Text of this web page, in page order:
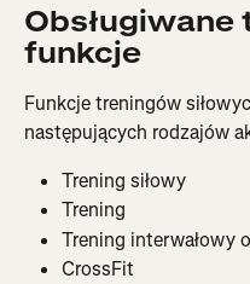
funkcje
Funkcje treningów
następujących rodzajów
Trening siłowy
Trening
Trening interwałowy
CrossFit